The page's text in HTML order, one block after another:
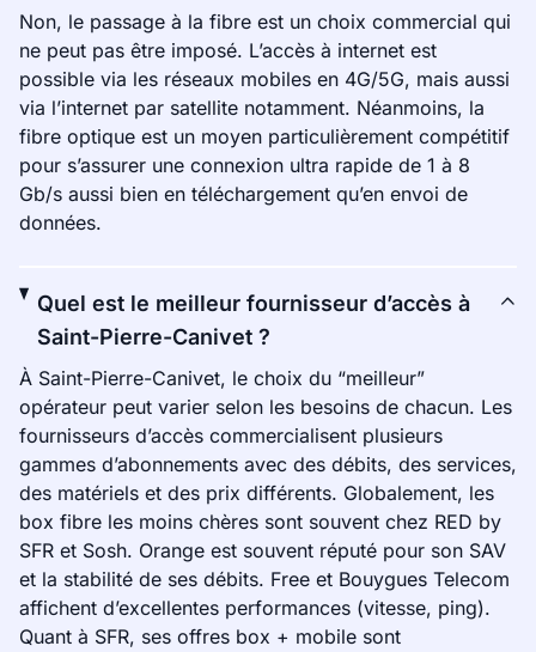
Non, le passage à la fibre est un choix commercial qui
ne peut pas être imposé. L’accès à internet est
possible via les réseaux mobiles en 4G/5G, mais aussi
via l’internet par satellite notamment. Néanmoins, la
fibre optique est un moyen particulièrement compétitif
pour s’assurer une connexion ultra rapide de 1 à 8
Gb/s aussi bien en téléchargement qu’en envoi de
données.
Quel est le meilleur fournisseur d’accès à
Saint-Pierre-Canivet ?
À Saint-Pierre-Canivet, le choix du “meilleur”
opérateur peut varier selon les besoins de chacun. Les
fournisseurs d’accès commercialisent plusieurs
gammes d’abonnements avec des débits, des services,
des matériels et des prix différents. Globalement, les
box fibre les moins chères sont souvent chez RED by
SFR et Sosh. Orange est souvent réputé pour son SAV
et la stabilité de ses débits. Free et Bouygues Telecom
affichent d’excellentes performances (vitesse, ping).
Quant à SFR, ses offres box + mobile sont